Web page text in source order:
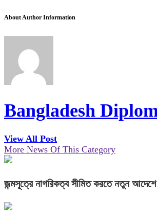
About Author Information
Bangladesh
View All Post
More News Of This Category
জন্মসূত্রে নাগরিকত্ব সীমিত করতে নতুন আদেশে